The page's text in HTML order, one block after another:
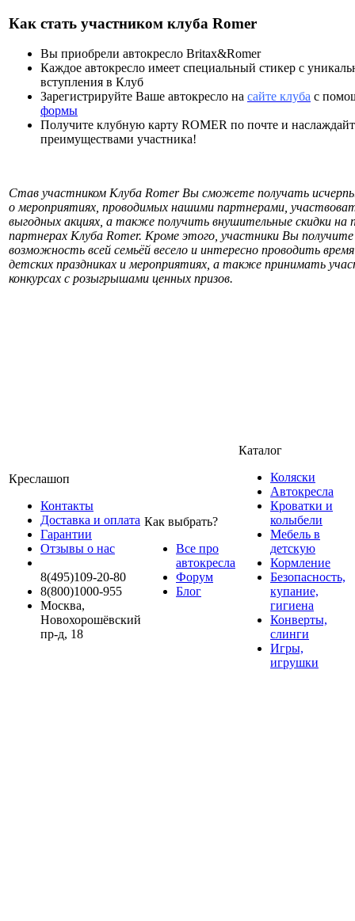
Как стать участником клуба Romer
Вы приобрели автокресло Britax&Romer
Каждое автокресло имеет специальный стикер с
вступления в Клуб
Зарегистрируйте Ваше автокресло на сайте клуба с
формы
Получите клубную карту ROMER по почте и
преимуществами участника!
Став участником Клуба Romer Вы сможете получать
о мероприятиях, проводимых нашими партнерами,
выгодных акциях, а также получить внушительные скидки на
партнерах Клуба Romer. Кроме этого, участники Вы получите
возможность всей семьёй весело и интересно проводить
детских праздниках и мероприятиях, а также принимать
конкурсах с розыгрышами ценных призов.
Креслашоп
Контакты
Доставка и оплата
Гарантии
Отзывы о нас
8(495)109-20-80
8(800)1000-955
Москва,
Новохорошёвский
пр-д, 18
Как выбрать?
Все про
автокресла
Форум
Блог
Каталог
Коляски
Автокресла
Кроватки и
колыбели
Мебель в
детскую
Кормление
Безопасность,
купание,
гигиена
Конверты,
слинги
Игры,
игрушки